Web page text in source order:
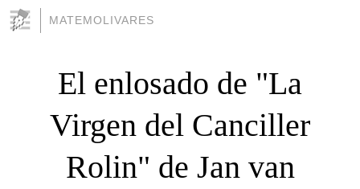
MATEMOLIVARES
El enlosado de "La
Virgen del Canciller
Rolin" de Jan van